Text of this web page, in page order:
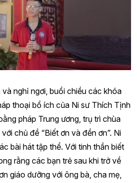
nghỉ ngơi, buổi chiều các khóa
thoại bổ ích của Ni sư Thích Tịnh
pháp Trung ương, trụ trì chùa
chủ đề “Biết ơn và đền ơn”. Ni
bài hát tập thể. Với tinh thần biết
rằng các bạn trẻ sau khi trở về
giáo dưỡng với ông bà, cha mẹ,